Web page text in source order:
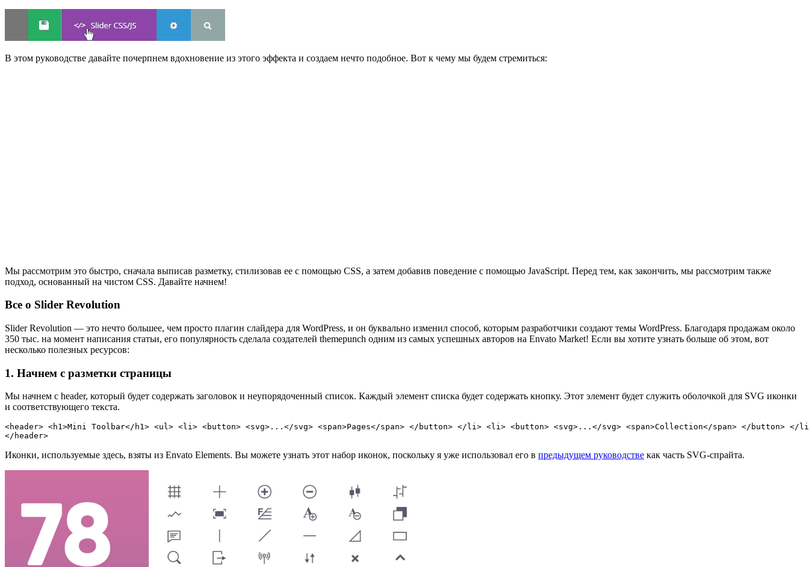
В этом руководстве давайте почерпнем вдохновение из этого эффекта и создаем нечто подобное. Вот к чему мы будем стремиться:
Мы рассмотрим это быстро, сначала выписав разметку, стилизовав ее с помощью CSS, а затем добавив поведение с помощью JavaScript. Перед тем, как закончить, мы рассмотрим также
подход, основанный на чистом CSS. Давайте начнем!
Все о Slider Revolution
Slider Revolution — это нечто большее, чем просто плагин слайдера для WordPress, и он буквально изменил способ, которым разработчики создают темы WordPress. Благодаря продажам около
350 тыс. на момент написания статьи, его популярность сделала создателей themepunch одним из самых успешных авторов на Envato Market! Если вы хотите узнать больше об этом, вот
несколько полезных ресурсов:
1. Начнем с разметки страницы
Мы начнем с header, который будет содержать заголовок и неупорядоченный список. Каждый элемент списка будет содержать кнопку. Этот элемент будет служить оболочкой для SVG иконки
и соответствующего текста.
<header> <h1>Mini Toolbar</h1> <ul> <li> <button> <svg>...</svg> <span>Pages</span> </button> </li> <li> <button> <svg>...</svg> <span>Collection</span> </
</header>
Иконки, используемые здесь, взяты из Envato Elements. Вы можете узнать этот набор иконок, поскольку я уже использовал его в предыдущем руководстве как часть SVG-спрайта.